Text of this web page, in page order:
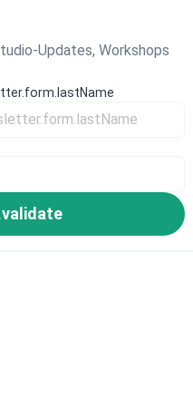
Updates, Workshops